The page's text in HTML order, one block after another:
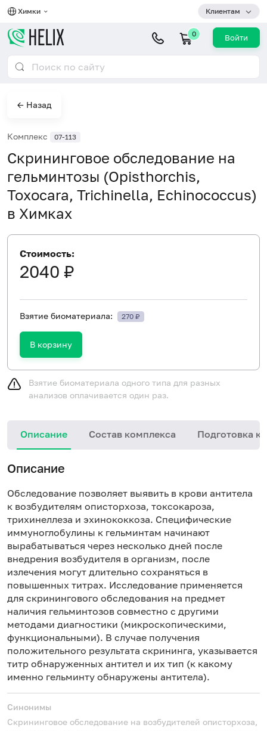
Химки Клиентам
0 Войти
← Назад
Комплекс 07-113
Скрининговое обследование на
гельминтозы (Opisthorchis,
Toxocara, Trichinella, Echinococcus)
в Химках
Стоимость:
2040 ₽
Взятие биоматериала: 270 ₽
В корзину
Взятие биоматериала одного типа для разных
анализов оплачивается один раз.
Описание Состав комплекса Подготовка к
Описание
Обследование позволяет выявить в крови антитела
к возбудителям описторхоза, токсокароза,
трихинеллеза и эхинококкоза. Специфические
иммуноглобулины к гельминтам начинают
вырабатываться через несколько дней после
внедрения возбудителя в организм, после
излечения могут длительно сохраняться в
повышенных титрах. Исследование применяется
для скринингового обследования на предмет
наличия гельминтозов совместно с другими
методами диагностики (микроскопическими,
функциональными). В случае получения
положительного результата скрининга, указывается
титр обнаруженных антител и их тип (к какому
именно гельминту обнаружены антитела).
Синонимы
Скрининговое обследование на возбудителей описторхоза,